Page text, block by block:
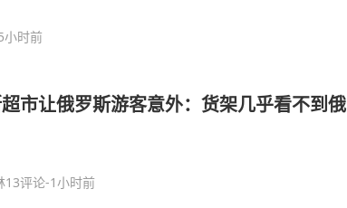
小时前
市让俄罗斯游客意外：货架几乎看不到俄
13评论-1小时前